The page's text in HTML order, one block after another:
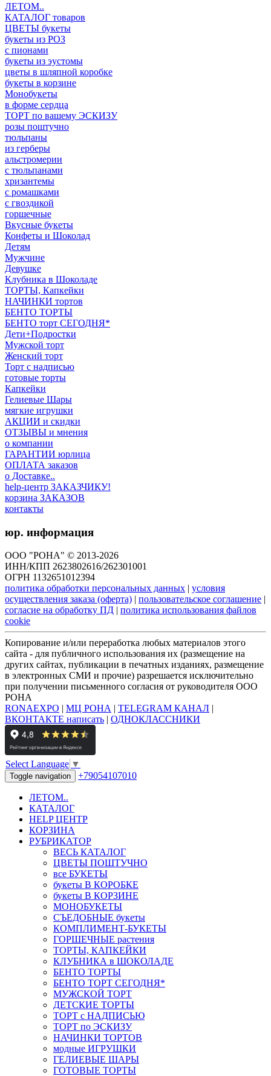
ЛЕТОМ..
КАТАЛОГ товаров
ЦВЕТЫ букеты
букеты из РОЗ
с пионами
букеты из эустомы
цветы в шляпной коробке
букеты в корзине
Монобукеты
в форме сердца
ТОРТ по вашему ЭСКИЗУ
розы поштучно
тюльпаны
из герберы
альстромерии
с тюльпанами
хризантемы
с ромашками
с гвоздикой
горшечные
Вкусные букеты
Конфеты и Шоколад
Детям
Мужчине
Девушке
Клубника в Шоколаде
ТОРТЫ, Капкейки
НАЧИНКИ тортов
БЕНТО ТОРТЫ
БЕНТО торт СЕГОДНЯ*
Дети+Подростки
Мужской торт
Женский торт
Торт с надписью
готовые торты
Капкейки
Гелиевые Шары
мягкие игрушки
АКЦИИ и скидки
ОТЗЫВЫ и мнения
о компании
ГАРАНТИИ юрлица
ОПЛАТА заказов
о Доставке..
help-центр ЗАКАЗЧИКУ!
корзина ЗАКАЗОВ
контакты
юр. информация
ООО "РОНА" © 2013-2026
ИНН/КПП 2623802616/262301001
ОГРН 1132651012394
политика обработки персональных данных | условия
осуществления заказа (оферта) | пользовательское соглашение |
согласие на обработку ПД | политика использования файлов
cookie
Копирование и/или переработка любых материалов этого
сайта - для публичного использования их (размещение на
других сайтах, публикации в печатных изданиях, размещение
в электронных СМИ и прочие) разрешается исключительно
при получении письменного согласия от руководителя ООО
РОНА
RONAEXPO | МЦ РОНА | TELEGRAM КАНАЛ |
ВКОНТАКТЕ написать | ОДНОКЛАССНИКИ
Select Language ▼
Toggle navigation +79054107010
ЛЕТОМ..
КАТАЛОГ
HELP ЦЕНТР
КОРЗИНА
РУБРИКАТОР
ВЕСЬ КАТАЛОГ
ЦВЕТЫ ПОШТУЧНО
все БУКЕТЫ
букеты В КОРОБКЕ
букеты В КОРЗИНЕ
МОНОБУКЕТЫ
СЪЕДОБНЫЕ букеты
КОМПЛИМЕНТ-БУКЕТЫ
ГОРШЕЧНЫЕ растения
ТОРТЫ, КАПКЕЙКИ
КЛУБНИКА в ШОКОЛАДЕ
БЕНТО ТОРТЫ
БЕНТО ТОРТ СЕГОДНЯ*
МУЖСКОЙ ТОРТ
ДЕТСКИЕ ТОРТЫ
ТОРТ с НАДПИСЬЮ
ТОРТ по ЭСКИЗУ
НАЧИНКИ ТОРТОВ
модные ИГРУШКИ
ГЕЛИЕВЫЕ ШАРЫ
ГОТОВЫЕ ТОРТЫ